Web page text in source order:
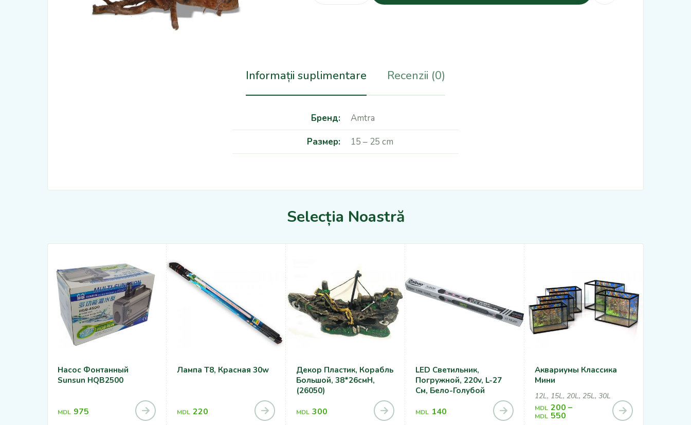
Informații suplimentare Recenzii (0)
Бренд
Amtra
Размер
15 – 25 cm
Selecția Noastră
Насос Фонтанный
Sunsun HQB2500
MDL 975
Лампа T8, Красная 30w
MDL 220
Декор Пластик, Корабль
Большой, 38*26смH,
(26050)
MDL 300
LED Светильник,
Погружной, 220v, L-27
См, Бело-Голубой
MDL 140
Аквариумы Классика
Мини
12L, 15L, 20L, 25L, 30L
MDL 200 –
MDL 550